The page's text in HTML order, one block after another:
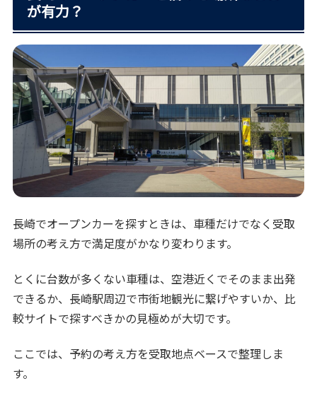
が有力？
長崎でオープンカーを探すときは、車種だけでなく受取
場所の考え方で満足度がかなり変わります。
とくに台数が多くない車種は、空港近くでそのまま出発
できるか、長崎駅周辺で市街地観光に繋げやすいか、比
較サイトで探すべきかの見極めが大切です。
ここでは、予約の考え方を受取地点ベースで整理しま
す。